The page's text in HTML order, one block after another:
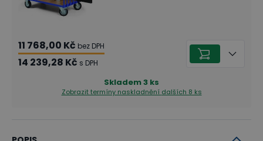
11 768,00 Kč bez DPH
14 239,28 Kč s DPH
Skladem3 ks
Zobrazit termíny naskladnění dalších 8 ks